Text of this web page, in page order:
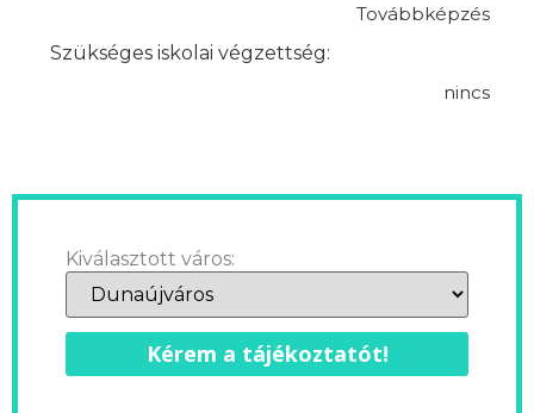
Továbbképzés
Szükséges iskolai végzettség:
nincs
Kiválasztott város:
Kérem a tájékoztatót!